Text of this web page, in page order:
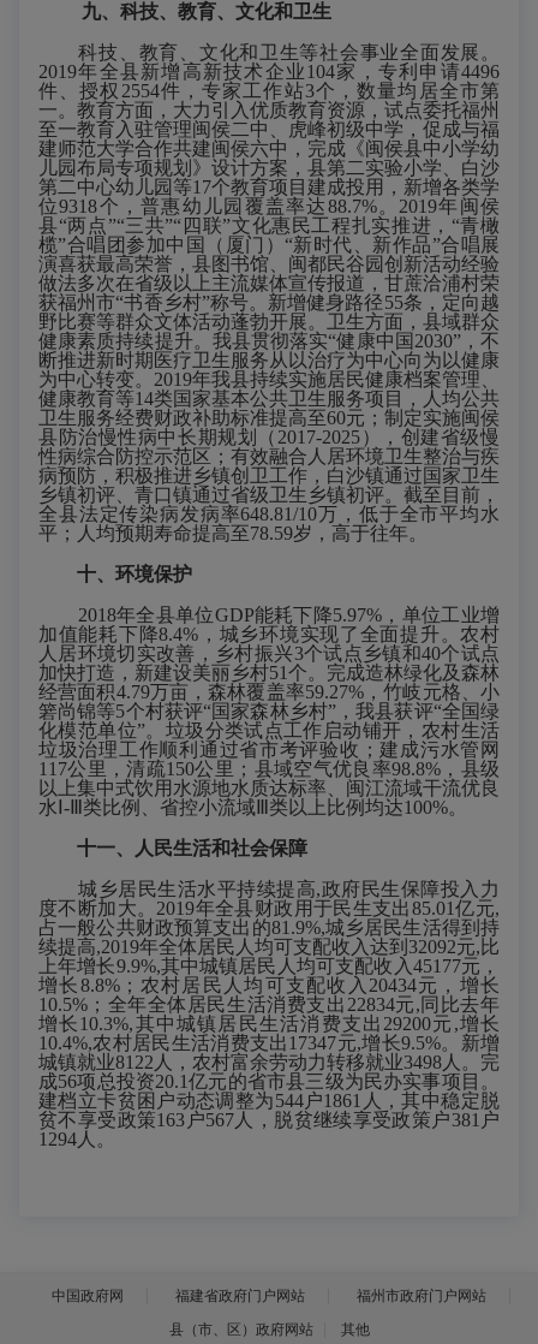
九、科技、教育、文化和卫生
科技、教育、文化和卫生等社会事业全面发展。
2019年全县新增高新技术企业104家，专利申请4496
件、授权2554件，专家工作站3个，数量均居全市第
一。教育方面，大力引入优质教育资源，试点委托福州
至一教育入驻管理闽侯二中、虎峰初级中学，促成与福
建师范大学合作共建闽侯六中，完成《闽侯县中小学幼
儿园布局专项规划》设计方案，县第二实验小学、白沙
第二中心幼儿园等17个教育项目建成投用，新增各类学
位9318个，普惠幼儿园覆盖率达88.7%。2019年闽侯
县“两点”“三共”“四联”文化惠民工程扎实推进，“青橄
榄”合唱团参加中国（厦门）“新时代、新作品”合唱展
演喜获最高荣誉，县图书馆、闽都民谷园创新活动经验
做法多次在省级以上主流媒体宣传报道，甘蔗洽浦村荣
获福州市“书香乡村”称号。新增健身路径55条，定向越
野比赛等群众文体活动蓬勃开展。卫生方面，县域群众
健康素质持续提升。我县贯彻落实“健康中国2030”，不
断推进新时期医疗卫生服务从以治疗为中心向为以健康
为中心转变。2019年我县持续实施居民健康档案管理、
健康教育等14类国家基本公共卫生服务项目，人均公共
卫生服务经费财政补助标准提高至60元；制定实施闽侯
县防治慢性病中长期规划（2017-2025），创建省级慢
性病综合防控示范区；有效融合人居环境卫生整治与疾
病预防，积极推进乡镇创卫工作，白沙镇通过国家卫生
乡镇初评、青口镇通过省级卫生乡镇初评。截至目前，
全县法定传染病发病率648.81/10万，低于全市平均水
平；人均预期寿命提高至78.59岁，高于往年。
十、环境保护
2018年全县单位GDP能耗下降5.97%，单位工业增
加值能耗下降8.4%，城乡环境实现了全面提升。农村
人居环境切实改善，乡村振兴3个试点乡镇和40个试点
加快打造，新建设美丽乡村51个。完成造林绿化及森林
经营面积4.79万亩，森林覆盖率59.27%，竹岐元格、小
箬尚锦等5个村获评“国家森林乡村”，我县获评“全国绿
化模范单位”。垃圾分类试点工作启动铺开，农村生活
垃圾治理工作顺利通过省市考评验收；建成污水管网
117公里，清疏150公里；县域空气优良率98.8%，县级
以上集中式饮用水源地水质达标率、闽江流域干流优良
水Ⅰ-Ⅲ类比例、省控小流域Ⅲ类以上比例均达100%。
十一、人民生活和社会保障
城乡居民生活水平持续提高,政府民生保障投入力
度不断加大。2019年全县财政用于民生支出85.01亿元,
占一般公共财政预算支出的81.9%,城乡居民生活得到持
续提高,2019年全体居民人均可支配收入达到32092元,比
上年增长9.9%,其中城镇居民人均可支配收入45177元，
增长8.8%；农村居民人均可支配收入20434元，增长
10.5%；全年全体居民生活消费支出22834元,同比去年
增长10.3%,其中城镇居民生活消费支出29200元,增长
10.4%,农村居民生活消费支出17347元,增长9.5%。新增
城镇就业8122人，农村富余劳动力转移就业3498人。完
成56项总投资20.1亿元的省市县三级为民办实事项目。
建档立卡贫困户动态调整为544户1861人，其中稳定脱
贫不享受政策163户567人，脱贫继续享受政策户381户
1294人。
中国政府网 福建省政府门户网站
福州市政府门户网站
县（市、区）政府网站
其他